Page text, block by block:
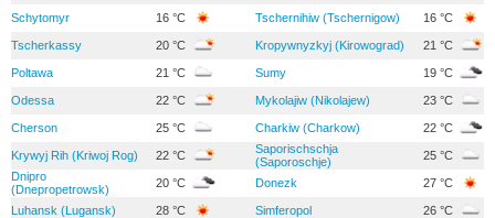
Schytomyr 16 °C Tschernihiw (Tschernigow) 16 °C
Tscherkassy 20 °C Kropywnyzkyj (Kirowograd) 21 °C
Poltawa 21 °C Sumy 19 °C
Odessa 22 °C Mykolajiw (Nikolajew) 23 °C
Cherson 25 °C Charkiw (Charkow) 22 °C
Krywyj Rih (Kriwoj Rog) 22 °C
Saporischschja
(Saporoschje)
25 °C
Dnipro
(Dnepropetrowsk)
20 °C Donezk 27 °C
Luhansk (Lugansk) 28 °C Simferopol 26 °C